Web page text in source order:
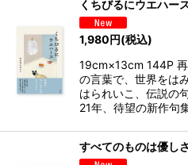
くちびるにウエハー
1,980円(税込)
19cm×13cm 144P
の言葉で、世界をは
はられいこ、伝説の
21年、待望の新作句
すべてのものは優し